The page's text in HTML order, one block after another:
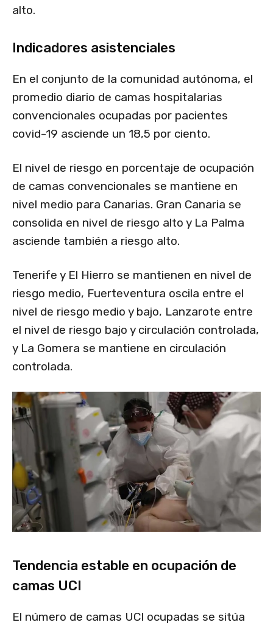
alto.
Indicadores asistenciales
En el conjunto de la comunidad autónoma, el
promedio diario de camas hospitalarias
convencionales ocupadas por pacientes
covid-19 asciende un 18,5 por ciento.
El nivel de riesgo en porcentaje de ocupación
de camas convencionales se mantiene en
nivel medio para Canarias. Gran Canaria se
consolida en nivel de riesgo alto y La Palma
asciende también a riesgo alto.
Tenerife y El Hierro se mantienen en nivel de
riesgo medio, Fuerteventura oscila entre el
nivel de riesgo medio y bajo, Lanzarote entre
el nivel de riesgo bajo y circulación controlada,
y La Gomera se mantiene en circulación
controlada.
Tendencia estable en ocupación de
camas UCI
El número de camas UCI ocupadas se sitúa